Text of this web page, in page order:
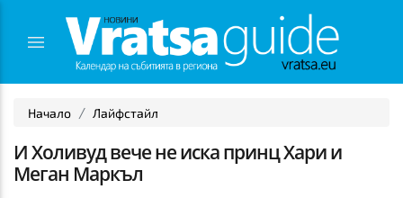
Начало Лайфстайл
И Холивуд вече не иска принц Хари и
Меган Маркъл